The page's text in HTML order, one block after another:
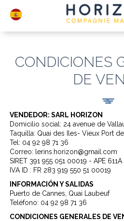
GRUPOS
TAQUILLA
LUGARES
DATOS DE
CONTACTO
CONDICIONES
DE
VENDEDOR: SARL HORIZON
Domicilio social: 24 avenue de
Taquilla: Quai des Iles- Vieux Port
Tel: 04 92 98 71 36
Correo: lerins.horizon@gmail.com
SIRET 391 955 051 00019 - APE 611A
IVA ID : FR 283 919 550 51 00019
INFORMACIÓN Y SALIDAS
Puerto de Cannes, Quai Laubeuf
Teléfono: 04 92 98 71 36
CONDICIONES GENERALES DE